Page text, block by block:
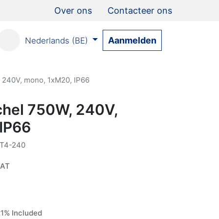
Over ons Contacteer ons
Nederlands (BE) Aanmelden
mono, 1xM20, IP66
750W, 240V,
240
Included